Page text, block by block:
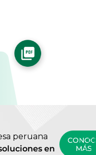
peruana
en
MÁS